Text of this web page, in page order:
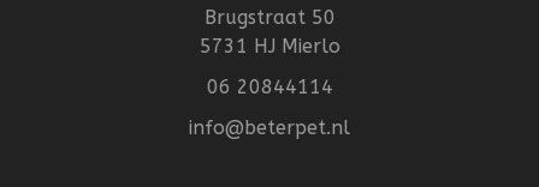
Brugstraat 50
5731 HJ Mierlo
06 20844114
info@beterpet.nl